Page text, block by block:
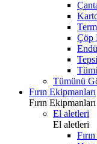
Çöp
Tümünü
Fırın Ekipmanları
Fırın Ekipmanları
El aletleri
El aletleri